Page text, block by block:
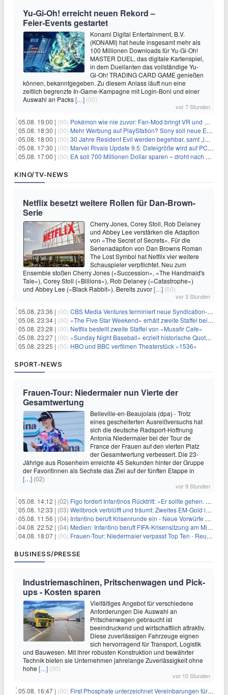
Yu‑Gi‑Oh! erreicht neuen Rekord –
Feier‑Events gestartet
Konami Digital Entertainment, B.V.
(KONAMI) hat heute insgesamt mehr als
100 Millionen Downloads für Yu-Gi-Oh!
MASTER DUEL, das digitale Kartenspiel,
in dem Duellanten das vollständige Yu-
Gi-Oh! TRADING CARD GAME genießen
können, bekanntgegeben. Zu diesem Anlass läuft nun eine
zeitlich begrenzte In-Game-Kampagne mit Login-Boni und einer
Auswahl an Packs[…] (00)
vor 7 Stunden
05.08. 19:00 | (00) Pokémon wie nie zuvor: Fan-Mod bringt VR und Ego-Perspektive nach Kanto
05.08. 18:30 | (00) Mehr Werbung auf PlayStation? Sony soll neue Einnahmequellen prüfen
05.08. 18:00 | (00) 30 Jahre Resident Evil werden begehbar, samt „lebensgroßem Leon“
05.08. 17:30 | (00) Marvel Rivals Update 9.5: Dateigröße wird auf PC und Konsolen deutlich reduziert
05.08. 17:00 | (00) EA soll 700 Millionen Dollar sparen – droht nach der Übernahme die nächste Entlassungswelle?
KINO/TV-NEWS
Netflix besetzt weitere Rollen für Dan-Brown-
Serie
Cherry Jones, Corey Stoll, Rob Delaney
und Abbey Lee verstärken die Adaption
von «The Secret of Secrets». Für die
Serienadaption von Dan Browns Roman
The Lost Symbol hat Netflix vier weitere
Schauspieler verpflichtet. Neu zum
Ensemble stoßen Cherry Jones («Succession», «The Handmaid's
Tale»), Corey Stoll («Billions»), Rob Delaney («Catastrophe»)
und Abbey Lee («Black Rabbit»). Bereits zuvor[…] (00)
vor 3 Stunden
05.08. 23:36 | (00) CBS Media Ventures terminiert neue Syndication-Formate
05.08. 23:34 | (00) «The Five Star Weekend» erhält zweite Staffel bei Peacock
05.08. 23:28 | (00) Netflix bestellt zweite Staffel von «Musafir Cafe»
05.08. 23:27 | (00) «Sunday Night Baseball» erzielt historische Quotenserie für NBC
05.08. 23:25 | (00) HBO und BBC verfilmen Theaterstück «1536»
SPORT-NEWS
Frauen-Tour: Niedermaier nun Vierte der
Gesamtwertung
Belleville-en-Beaujolais (dpa) - Trotz
eines gescheiterten Ausreißversuchs hat
sich die deutsche Radsport-Hoffnung
Antonia Niedermaier bei der Tour de
France der Frauen auf den vierten Platz
der Gesamtwertung verbessert. Die 23-
Jährige aus Rosenheim erreichte 45 Sekunden hinter der Gruppe
der Favoritinnen als Sechste das Ziel auf der fünften Etappe in
[…] (02)
vor 9 Stunden
05.08. 14:12 | (02) Figo fordert Infantinos Rücktritt: «Er sollte gehen. Jetzt»
05.08. 12:33 | (03) Wellbrock verblüfft und träumt: Zweites EM-Gold in Paris
05.08. 11:56 | (04) Infantino beruft Krisenrunde ein - Neue Vorwürfe gegen FIFA
04.08. 22:52 | (04) Medien: Infantino beruft FIFA-Krisensitzung am Mittwoch ein
04.08. 18:07 | (00) Frauen-Tour: Niedermaier verpasst Top Ten - Reusser siegt
BUSINESS/PRESSE
Industriemaschinen, Pritschenwagen und Pick-
ups - Kosten sparen
Vielfältiges Angebot für verschiedene
Anforderungen Die Auswahl an
Pritschenwagen gebraucht ist
beeindruckend und wirtschaftlich attraktiv.
Diese zuverlässigen Fahrzeuge eignen
sich hervorragend für Transport, Logistik
und Bauwesen. Mit ihrer robusten Konstruktion und bewährter
Technik bieten sie Unternehmen jahrelange Zuverlässigkeit ohne
hohe […] (00)
vor 10 Stunden
05.08. 16:47 | (00) First Phosphate unterzeichnet Vereinbarungen für nicht zu refundierende Zuwendungen in Höhe von 4,84 Mio. $ von der kanadischen Regierung für Straßeninfrastruktur und Stromübertragungsleitungen